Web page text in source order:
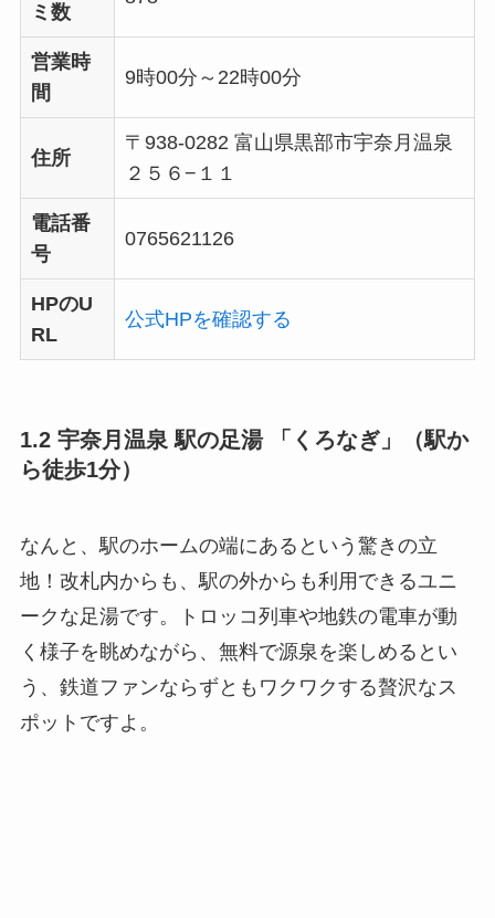
ミ数
営業時
間
9時00分～22時00分
住所
〒938-0282 富山県黒部市宇奈月温泉
２５６−１１
電話番
号
0765621126
HPのU
RL
公式HPを確認する
1.2 宇奈月温泉 駅の足湯 「くろなぎ」（駅か
ら徒歩1分）
なんと、駅のホームの端にあるという驚きの立
地！改札内からも、駅の外からも利用できるユニ
ークな足湯です。トロッコ列車や地鉄の電車が動
く様子を眺めながら、無料で源泉を楽しめるとい
う、鉄道ファンならずともワクワクする贅沢なス
ポットですよ。